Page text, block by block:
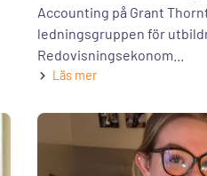
Accounting på Grant
ledningsgruppen för
Redovisningsekonom...
Läs mer